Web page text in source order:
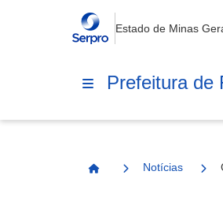
Estado de Minas
Prefeitura de
Página Inicial
Notícias